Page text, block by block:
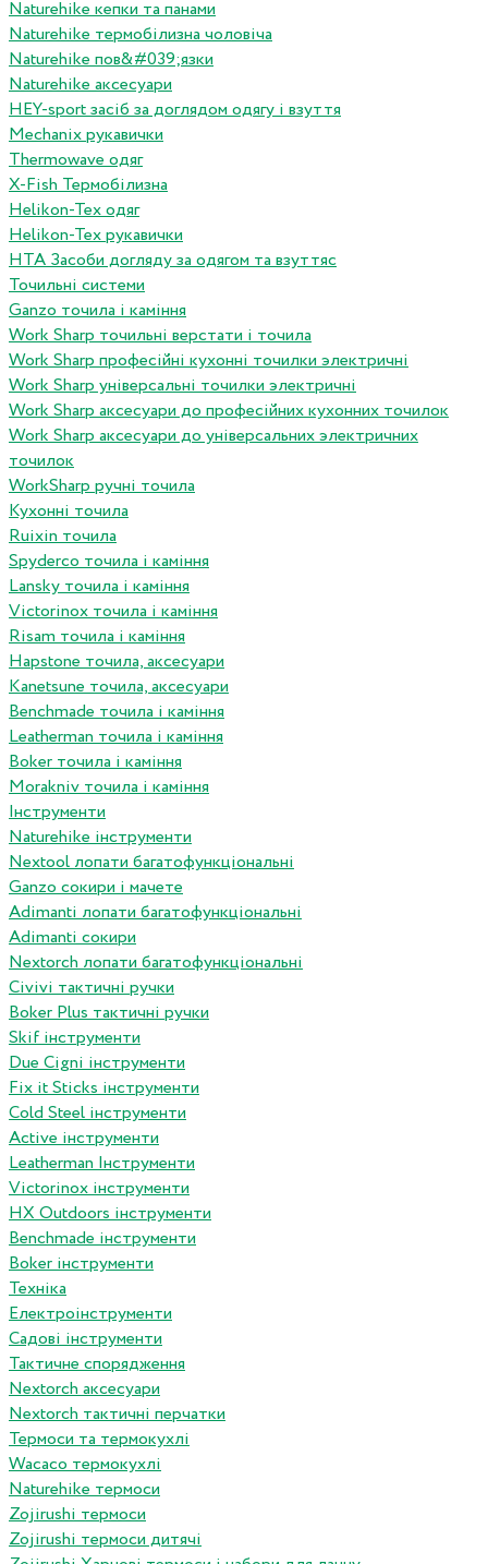
Naturehike кепки та панами
Naturehike термобілизна чоловіча
Naturehike пов&#039;язки
Naturehike аксесуари
HEY-sport засіб за доглядом одягу і взуття
Mechanix рукавички
Thermowave одяг
X-Fish Термобілизна
Helikon-Tex одяг
Helikon-Tex рукавички
HTA Засоби догляду за одягом та взуттяс
Точильні системи
Ganzo точила і каміння
Work Sharp точильні верстати і точила
Work Sharp професiйнi кухоннi точилки электричнi
Work Sharp унiверсальнi точилки электричнi
Work Sharp аксесуари до професiйних кухонних точилок
Work Sharp аксесуари до унiверсальних электричних
точилок
WorkSharp ручні точила
Кухонні точила
Ruixin точила
Spyderco точила і каміння
Lansky точила і каміння
Victorinox точила і каміння
Risam точила і каміння
Hapstone точила, аксесуари
Kanetsune точила, аксесуари
Benchmade точила і каміння
Leatherman точила і каміння
Boker точила і каміння
Morakniv точила і каміння
Інструменти
Naturehike інструменти
Nextool лопати багатофункціональні
Ganzo сокири і мачете
Adimanti лопати багатофункціональні
Adimanti сокири
Nextorch лопати багатофункціональні
Сivivi тактичні ручки
Boker Plus тактичні ручки
Skif інструменти
Due Cigni інструменти
Fix it Sticks інструменти
Сold Steel інструменти
Active інструменти
Leatherman Інструменти
Victorinox інструменти
HX Outdoors інструменти
Benchmade інструменти
Boker інструменти
Техніка
Електроінструменти
Садові інструменти
Тактичне спорядження
Nextorch аксесуари
Nextorch тактичні перчатки
Термоси та термокухлі
Wacaco термокухлі
Naturehike термоси
Zojirushi термоси
Zojirushi термоси дитячі